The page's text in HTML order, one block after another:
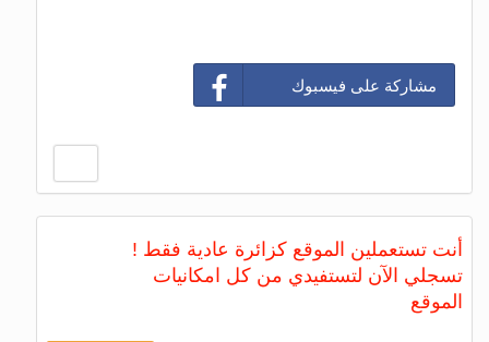
مشاركة على فيسبوك
أنت تستعملين الموقع كزائرة عادية فقط !
تسجلي الآن لتستفيدي من كل امكانيات
الموقع